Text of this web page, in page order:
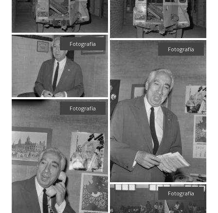
Fotografía
Fotografía
Fotografía
Fotografía